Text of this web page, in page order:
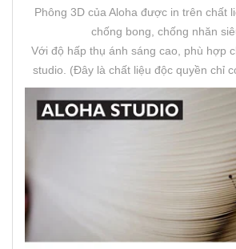
Phông 3D của Aloha được in trên chất
chống bong, chống nhăn
Với độ hấp thụ ánh sáng cao, phù hợp
studio. (Đây là chất liệu độc quyền chỉ